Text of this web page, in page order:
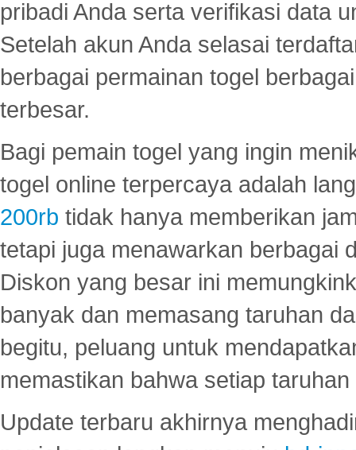
pribadi Anda serta verifikasi data
Setelah akun Anda selasai
berbagai permainan togel
terbesar.
Bagi pemain togel yang ingin
togel online terpercaya adalah
200rb tidak hanya memberikan
tetapi juga menawarkan berbagai
Diskon yang besar ini
banyak dan memasang taruhan
begitu, peluang untuk
memastikan bahwa setiap
Update terbaru akhirnya